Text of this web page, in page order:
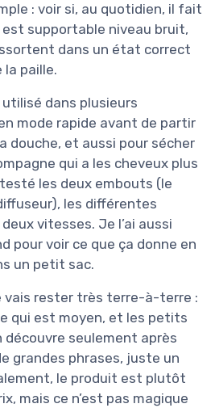
: voir si, au quotidien, il fait
est supportable niveau bruit,
dans un état correct
la paille.
dans plusieurs
mode rapide avant de partir
douche, et aussi pour sécher
qui a les cheveux plus
les deux embouts (le
les différentes
vitesses. Je l’ai aussi
pour voir ce que ça donne en
un petit sac.
vais rester très terre-à-terre :
qui est moyen, et les petits
découvre seulement après
grandes phrases, juste un
le produit est plutôt
mais ce n’est pas magique